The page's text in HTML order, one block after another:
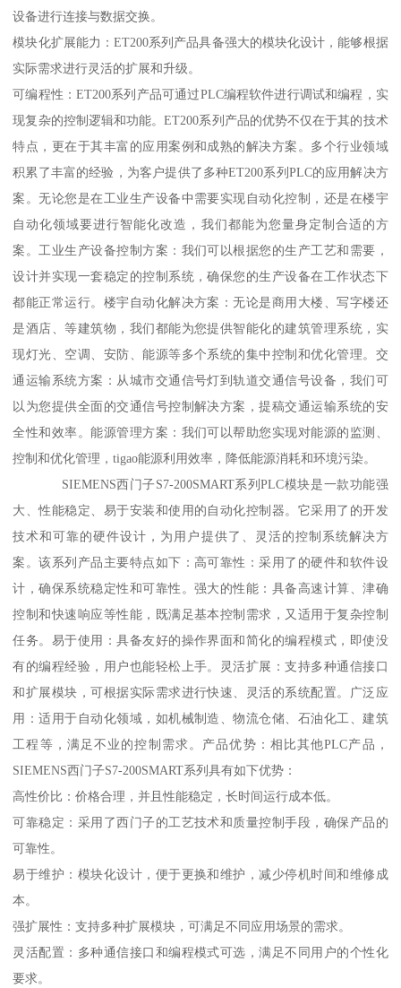
设备进行连接与数据交换。
模块化扩展能力：ET200系列产品具备强大的模块化设计，能够根据
实际需求进行灵活的扩展和升级。
可编程性：ET200系列产品可通过PLC编程软件进行调试和编程，实
现复杂的控制逻辑和功能。ET200系列产品的优势不仅在于其的技术
特点，更在于其丰富的应用案例和成熟的解决方案。多个行业领域
积累了丰富的经验，为客户提供了多种ET200系列PLC的应用解决方
案。无论您是在工业生产设备中需要实现自动化控制，还是在楼宇
自动化领域要进行智能化改造，我们都能为您量身定制合适的方
案。工业生产设备控制方案：我们可以根据您的生产工艺和需要，
设计并实现一套稳定的控制系统，确保您的生产设备在工作状态下
都能正常运行。楼宇自动化解决方案：无论是商用大楼、写字楼还
是酒店、等建筑物，我们都能为您提供智能化的建筑管理系统，实
现灯光、空调、安防、能源等多个系统的集中控制和优化管理。交
通运输系统方案：从城市交通信号灯到轨道交通信号设备，我们可
以为您提供全面的交通信号控制解决方案，提稿交通运输系统的安
全性和效率。能源管理方案：我们可以帮助您实现对能源的监测、
控制和优化管理，tigao能源利用效率，降低能源消耗和环境污染。
SIEMENS西门子S7-200SMART系列PLC模块是一款功能强
大、性能稳定、易于安装和使用的自动化控制器。它采用了的开发
技术和可靠的硬件设计，为用户提供了、灵活的控制系统解决方
案。该系列产品主要特点如下：高可靠性：采用了的硬件和软件设
计，确保系统稳定性和可靠性。强大的性能：具备高速计算、津确
控制和快速响应等性能，既满足基本控制需求，又适用于复杂控制
任务。易于使用：具备友好的操作界面和简化的编程模式，即使没
有的编程经验，用户也能轻松上手。灵活扩展：支持多种通信接口
和扩展模块，可根据实际需求进行快速、灵活的系统配置。广泛应
用：适用于自动化领域，如机械制造、物流仓储、石油化工、建筑
工程等，满足不业的控制需求。产品优势：相比其他PLC产品，
SIEMENS西门子S7-200SMART系列具有如下优势：
高性价比：价格合理，并且性能稳定，长时间运行成本低。
可靠稳定：采用了西门子的工艺技术和质量控制手段，确保产品的
可靠性。
易于维护：模块化设计，便于更换和维护，减少停机时间和维修成
本。
强扩展性：支持多种扩展模块，可满足不同应用场景的需求。
灵活配置：多种通信接口和编程模式可选，满足不同用户的个性化
要求。